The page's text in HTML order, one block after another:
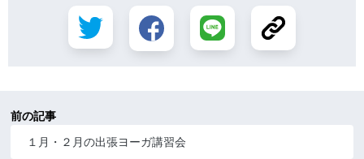
前の記事
１月・２月の出張ヨーガ講習会